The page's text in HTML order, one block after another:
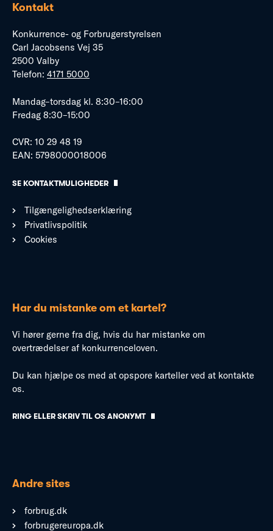
Kontakt
Konkurrence- og Forbrugerstyrelsen
Carl Jacobsens Vej 35
2500 Valby
Telefon: 4171 5000
Mandag–torsdag kl. 8:30–16:00
Fredag 8:30–15:00
CVR: 10 29 48 19
EAN: 5798000018006
SE KONTAKTMULIGHEDER
Tilgængelighedserklæring
Privatlivspolitik
Cookies
Har du mistanke om et kartel?
Vi hører gerne fra dig, hvis du har mistanke om
overtrædelser af konkurrenceloven.
Du kan hjælpe os med at opspore karteller ved at kontakte
os.
RING ELLER SKRIV TIL OS ANONYMT
Andre sites
forbrug.dk
forbrugereuropa.dk